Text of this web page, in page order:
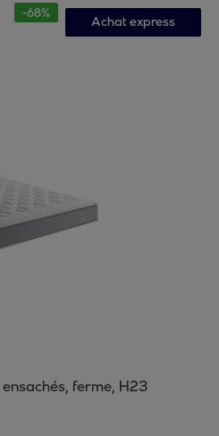
-68%
Achat express
ferme, H23